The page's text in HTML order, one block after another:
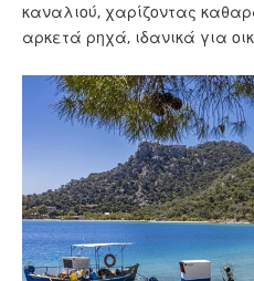
καναλιού, χαρίζοντας
αρκετά ρηχά, ιδανικά για